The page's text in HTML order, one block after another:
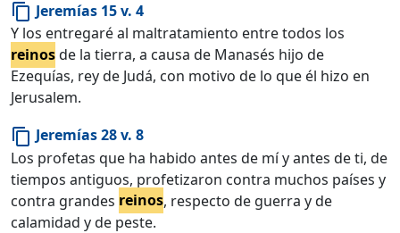
content_copy Jeremías 15 v. 4
Y los entregaré al maltratamiento entre todos los
reinosde la tierra, a causa de Manasés hijo de
Ezequías, rey de Judá, con motivo de lo que él hizo en
Jerusalem.
content_copy Jeremías 28 v. 8
Los profetas que ha habido antes de mí y antes de ti, de
tiempos antiguos, profetizaron contra muchos países y
contra grandes reinos, respecto de guerra y de
calamidad y de peste.